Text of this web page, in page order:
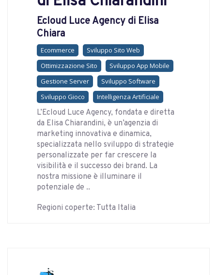
Ecloud Luce Agency di Elisa
Chiara
Ecommerce
Sviluppo Sito Web
Ottimizzazione Sito
Sviluppo App Mobile
Gestione Server
Sviluppo Software
Sviluppo Gioco
Intelligenza Artificiale
L’Ecloud Luce Agency, fondata e diretta
da Elisa Chiarandini, è un’agenzia di
marketing innovativa e dinamica,
specializzata nello sviluppo di strategie
personalizzate per far crescere la
visibilità e il successo dei brand. La
nostra missione è illuminare il
potenziale de ..
Regioni coperte: Tutta Italia